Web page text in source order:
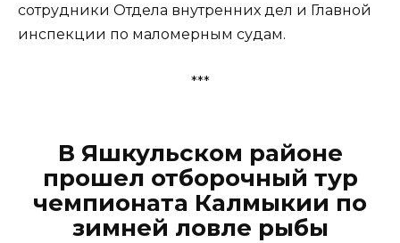
сотрудники Отдела внутренних дел и Главной
инспекции по маломерным судам.
***
В Яшкульском районе
прошел отборочный тур
чемпионата Калмыкии по
зимней ловле рыбы